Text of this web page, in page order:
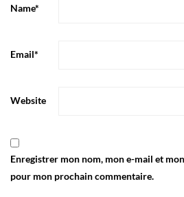
Name*
Email*
Website
Enregistrer mon nom, mon e-mail et
pour mon prochain commentaire.